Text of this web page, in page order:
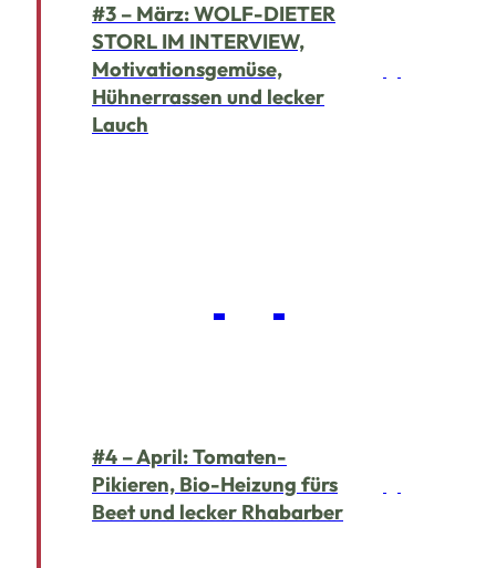
#3 – März: WOLF-DIETER
STORL IM INTERVIEW,
Motivationsgemüse,
Hühnerrassen und lecker
Lauch
#4 – April: Tomaten-
Pikieren, Bio-Heizung fürs
Beet und lecker Rhabarber